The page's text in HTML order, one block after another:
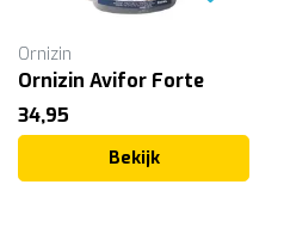
Ornizin
Ornizin Avifor Forte
34,95
Bekijk